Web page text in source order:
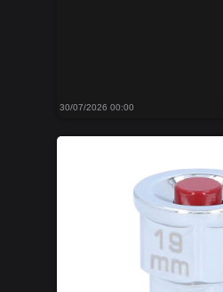
30/07/2026 00:00